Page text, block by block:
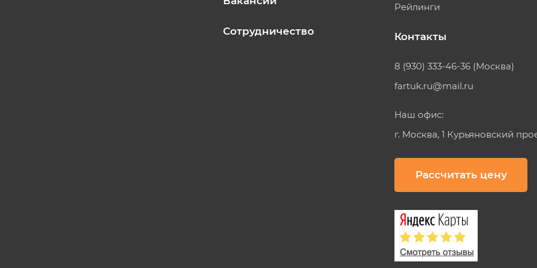
Сотрудничество
Рейлинги
Контакты
8 (930) 333-46-36 (Москва)
fartuk.ru@mail.ru
Наш офис:
г. Москва, 1 Курьяновский
Рассчитать цену